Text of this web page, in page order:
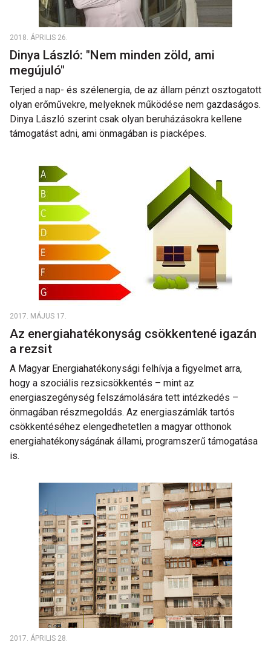
2018. ÁPRILIS 26.
Dinya László: "Nem minden zöld, ami
megújuló"
Terjed a nap- és szélenergia, de az állam pénzt osztogatott
olyan erőművekre, melyeknek működése nem gazdaságos.
Dinya László szerint csak olyan beruházásokra kellene
támogatást adni, ami önmagában is piacképes.
2017. MÁJUS 17.
Az energiahatékonyság csökkentené igazán
a rezsit
A Magyar Energiahatékonysági felhívja a figyelmet arra,
hogy a szociális rezsicsökkentés – mint az
energiaszegénység felszámolására tett intézkedés –
önmagában részmegoldás. Az energiaszámlák tartós
csökkentéséhez elengedhetetlen a magyar otthonok
energiahatékonyságának állami, programszerű támogatása
is.
2017. ÁPRILIS 28.